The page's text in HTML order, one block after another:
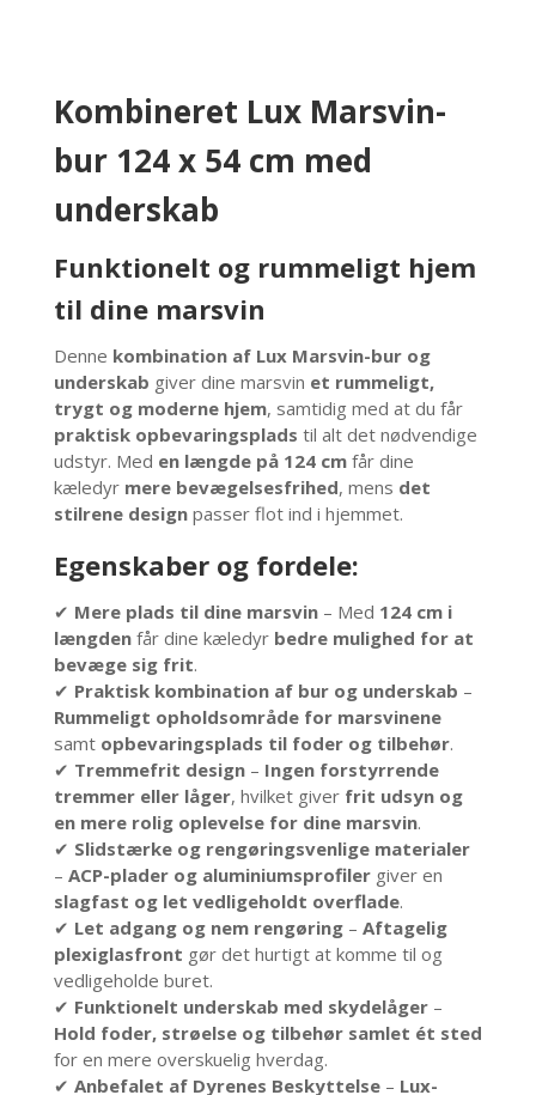
Kombineret Lux Marsvin-
bur 124 x 54 cm med
underskab
Funktionelt og rummeligt hjem
til dine marsvin
Denne kombination af Lux Marsvin-bur og
underskab giver dine marsvin et rummeligt,
trygt og moderne hjem, samtidig med at du får
praktisk opbevaringsplads til alt det nødvendige
udstyr. Med en længde på 124 cmfår dine
kæledyr mere bevægelsesfrihed, mens det
stilrene designpasser flot ind i hjemmet.
Egenskaber og fordele:
✔ Mere plads til dine marsvin– Med 124 cm i
længdenfår dine kæledyr bedre mulighed for at
bevæge sig frit.
✔ Praktisk kombination af bur og underskab –
Rummeligt opholdsområde for marsvinene
samt opbevaringsplads til foder og tilbehør.
✔ Tremmefrit design– Ingen forstyrrende
tremmer eller låger, hvilket giver frit udsyn og
en mere rolig oplevelse for dine marsvin.
✔ Slidstærke og rengøringsvenlige materialer
– ACP-plader og aluminiumsprofilergiver en
slagfast og let vedligeholdt overflade.
✔ Let adgang og nem rengøring– Aftagelig
plexiglasfront gør det hurtigt at komme til og
vedligeholde buret.
✔ Funktionelt underskab med skydelåger–
Hold foder, strøelse og tilbehør samlet ét sted
for en mere overskuelig hverdag.
✔ Anbefalet af Dyrenes Beskyttelse– Lux-